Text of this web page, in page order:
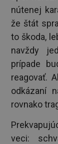
nútenej
že štát
to škoda,
navždy
prípade
reagovať.
odkázaní
rovnako
veci: